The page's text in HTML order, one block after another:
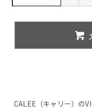
CALEE（キャリー）の